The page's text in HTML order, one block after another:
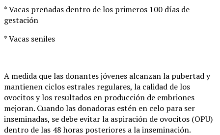
* Vacas preñadas dentro de los primeros 100 días de
gestación
* Vacas seniles
A medida que las donantes jóvenes alcanzan la pubertad y
mantienen ciclos estrales regulares, la calidad de los
ovocitos y los resultados en producción de embriones
mejoran. Cuando las donadoras estén en celo para ser
inseminadas, se debe evitar la aspiración de ovocitos (OPU)
dentro de las 48 horas posteriores a la inseminación.